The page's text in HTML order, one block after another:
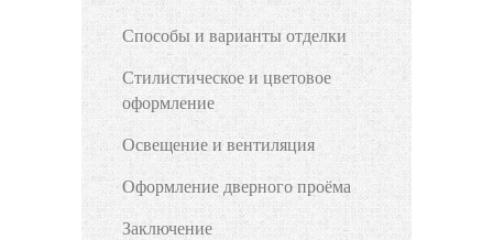
Способы и варианты отделки
Стилистическое и цветовое
оформление
Освещение и вентиляция
Оформление дверного проёма
Заключение